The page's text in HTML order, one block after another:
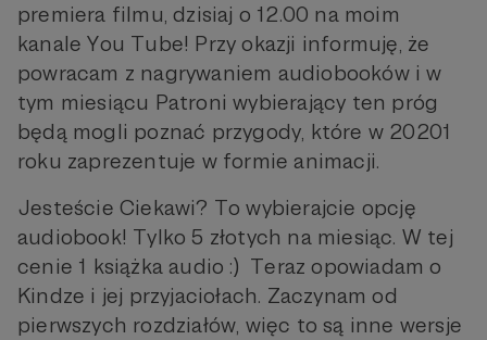
premiera filmu, dzisiaj o 12.00 na moim
kanale You Tube! Przy okazji informuję, że
powracam z nagrywaniem audiobooków i w
tym miesiącu Patroni wybierający ten próg
będą mogli poznać przygody, które w 20201
roku zaprezentuje w formie animacji.
Jesteście Ciekawi? To wybierajcie opcję
audiobook! Tylko 5 złotych na miesiąc. W tej
cenie 1 książka audio :) Teraz opowiadam o
Kindze i jej przyjaciołach. Zaczynam od
pierwszych rozdziałów, więc to są inne wersje